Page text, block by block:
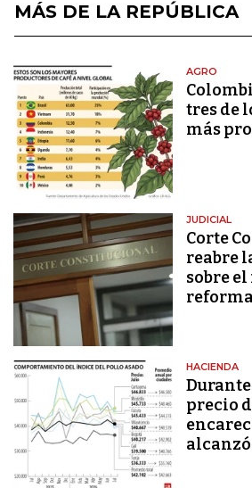
MÁS DE LA REPÚBLICA
AGRO
tres de
más
JUDICIAL
Corte
reabre
sobre
HACIENDA
precio
alcanzó